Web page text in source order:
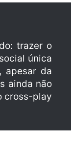
trazer o
única
apesar da
ainda não
cross-play